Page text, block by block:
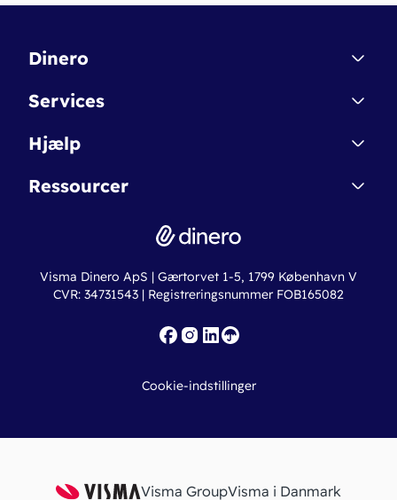
Dinero
Kontakt
Betingelser & Sikkerhed
Nye funktioner
Services
Dinero Starter
Dinero Pro
Erhvervslån
Fakturaskabeloner
Hjælp
Regnskabsordbogen
Online regnskabskurser
Ressourcer
Ny virksomhed
Iværksætterlegat
Visma Dinero ApS | Gærtorvet 1-5, 1799 København V
CVR: 34731543 | Registreringsnummer FOB165082
Cookie-indstillinger
Visma GroupVisma i Danmark